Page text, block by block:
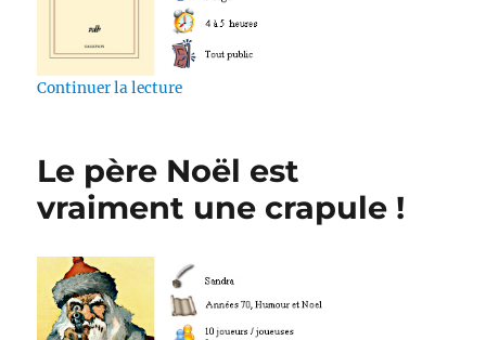
Continuer la lecturede « Le Paradoxe du Caméléon »
Le père Noël est
vraiment une crapule !